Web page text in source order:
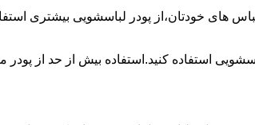
های خودتان،از پودر لباسشویی بیشتری
استفاده کنید.استفاده بیش از حد از